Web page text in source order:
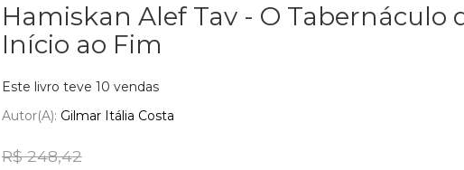
Hamiskan Alef Tav - O Tabernáculo
Início ao Fim
Este livro teve 10 vendas
Autor(a): Gilmar Itália Costa
R$ 248,42